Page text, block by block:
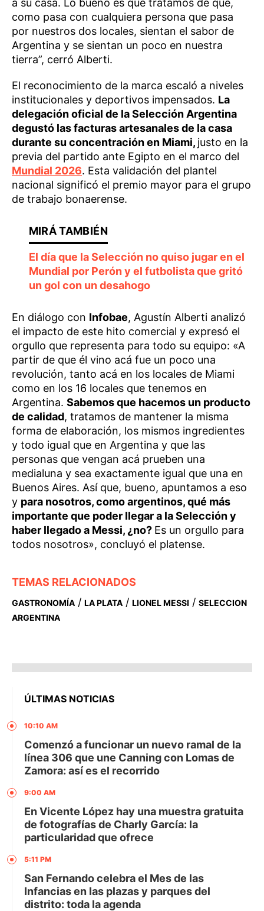
a su casa. Lo bueno es que tratamos de que,
como pasa con cualquiera persona que pasa
por nuestros dos locales, sientan el sabor de
Argentina y se sientan un poco en nuestra
tierra”, cerró Alberti.
El reconocimiento de la marca escaló a niveles
institucionales y deportivos impensados. La
delegación oficial de la Selección Argentina
degustó las facturas artesanales de la casa
durante su concentración en Miami, justo en la
previa del partido ante Egipto en el marco del
Mundial 2026. Esta validación del plantel
nacional significó el premio mayor para el grupo
de trabajo bonaerense.
El día que la Selección no quiso jugar en el
Mundial por Perón y el futbolista que gritó
un gol con un desahogo
En diálogo con Infobae, Agustín Alberti analizó
el impacto de este hito comercial y expresó el
orgullo que representa para todo su equipo: «A
partir de que él vino acá fue un poco una
revolución, tanto acá en los locales de Miami
como en los 16 locales que tenemos en
Argentina. Sabemos que hacemos un producto
de calidad, tratamos de mantener la misma
forma de elaboración, los mismos ingredientes
y todo igual que en Argentina y que las
personas que vengan acá prueben una
medialuna y sea exactamente igual que una en
Buenos Aires. Así que, bueno, apuntamos a eso
y para nosotros, como argentinos, qué más
importante que poder llegar a la Selección y
haber llegado a Messi, ¿no? Es un orgullo para
todos nosotros», concluyó el platense.
TEMAS RELACIONADOS
GASTRONOMÍA / LA PLATA / LIONEL MESSI / SELECCION
ARGENTINA
ÚLTIMAS NOTICIAS
10:10 AM
Comenzó a funcionar un nuevo ramal de la
línea 306 que une Canning con Lomas de
Zamora: así es el recorrido
9:00 AM
En Vicente López hay una muestra gratuita
de fotografías de Charly García: la
particularidad que ofrece
5:11 PM
San Fernando celebra el Mes de las
Infancias en las plazas y parques del
distrito: toda la agenda